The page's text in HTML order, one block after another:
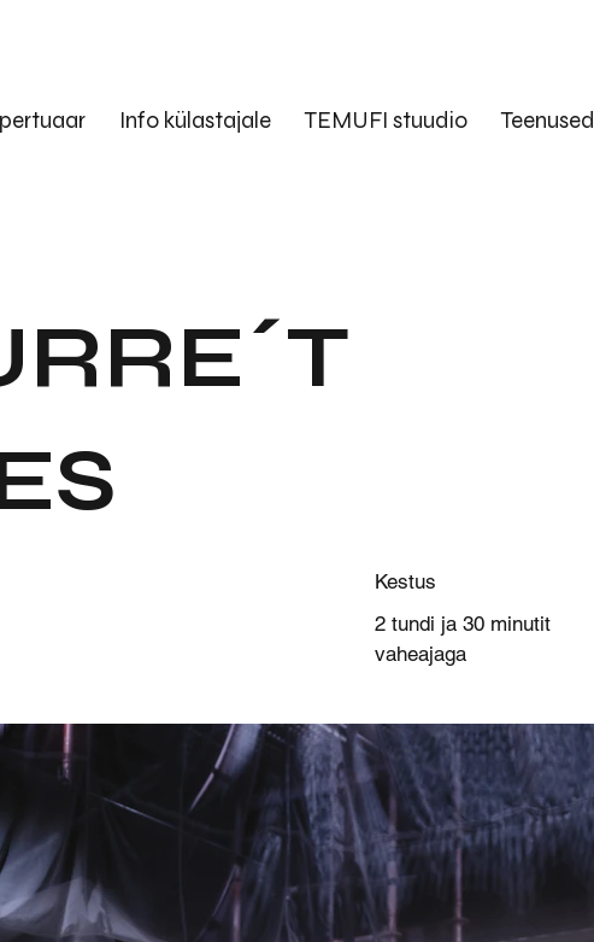
Info külastajale TEMUFI stuudio Teenused
Kestus
2 tundi ja 30 minutit
vaheajaga